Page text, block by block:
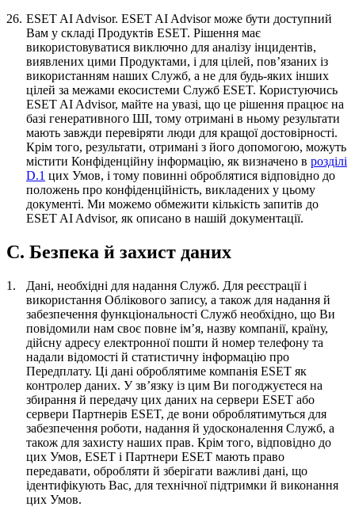
26. ESET AI Advisor. ESET AI Advisor може бути доступний
Вам у складі Продуктів ESET. Рішення має
використовуватися виключно для аналізу інцидентів,
виявлених цими Продуктами, і для цілей, пов’язаних із
використанням наших Служб, а не для будь-яких інших
цілей за межами екосистеми Служб ESET. Користуючись
ESET AI Advisor, майте на увазі, що це рішення працює на
базі генеративного ШІ, тому отримані в ньому результати
мають завжди перевіряти люди для кращої достовірності.
Крім того, результати, отримані з його допомогою, можуть
містити Конфіденційну інформацію, як визначено в розділі
D.1 цих Умов, і тому повинні оброблятися відповідно до
положень про конфіденційність, викладених у цьому
документі. Ми можемо обмежити кількість запитів до
ESET AI Advisor, як описано в нашій документації.
C. Безпека й захист даних
1. Дані, необхідні для надання Служб. Для реєстрації і
використання Облікового запису, а також для надання й
забезпечення функціональності Служб необхідно, що Ви
повідомили нам своє повне ім’я, назву компанії, країну,
дійсну адресу електронної пошти й номер телефону та
надали відомості й статистичну інформацію про
Передплату. Ці дані оброблятиме компанія ESET як
контролер даних. У зв’язку із цим Ви погоджуєтеся на
збирання й передачу цих даних на сервери ESET або
сервери Партнерів ESET, де вони оброблятимуться для
забезпечення роботи, надання й удосконалення Служб, а
також для захисту наших прав. Крім того, відповідно до
цих Умов, ESET і Партнери ESET мають право
передавати, обробляти й зберігати важливі дані, що
ідентифікують Вас, для технічної підтримки й виконання
цих Умов.